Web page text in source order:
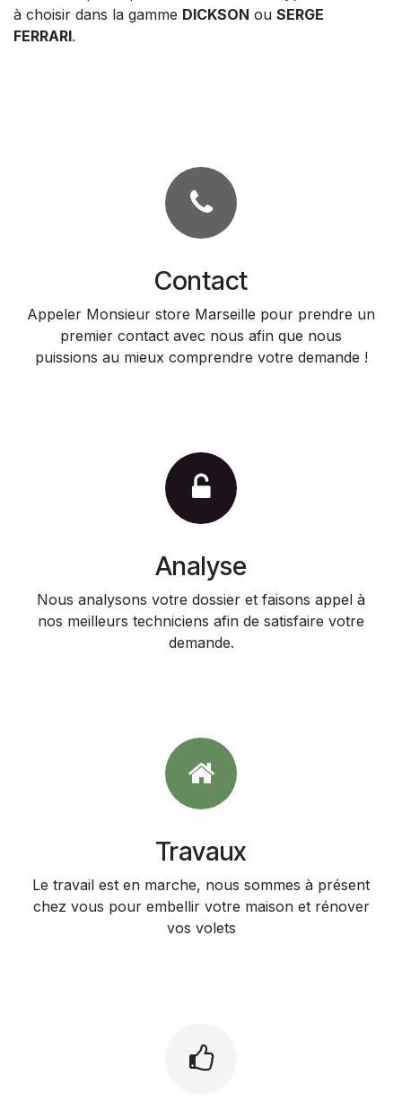
à choisir dans la gamme DICKSON ou SERGE
FERRARI.
Contact
Appeler Monsieur store Marseille pour prendre un
premier contact avec nous afin que nous
puissions au mieux comprendre votre demande !
Analyse
Nous analysons votre dossier et faisons appel à
nos meilleurs techniciens afin de satisfaire votre
demande.
Travaux
Le travail est en marche, nous sommes à présent
chez vous pour embellir votre maison et rénover
vos volets